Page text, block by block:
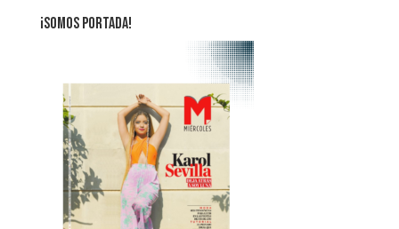
¡SOMOS PORTADA!